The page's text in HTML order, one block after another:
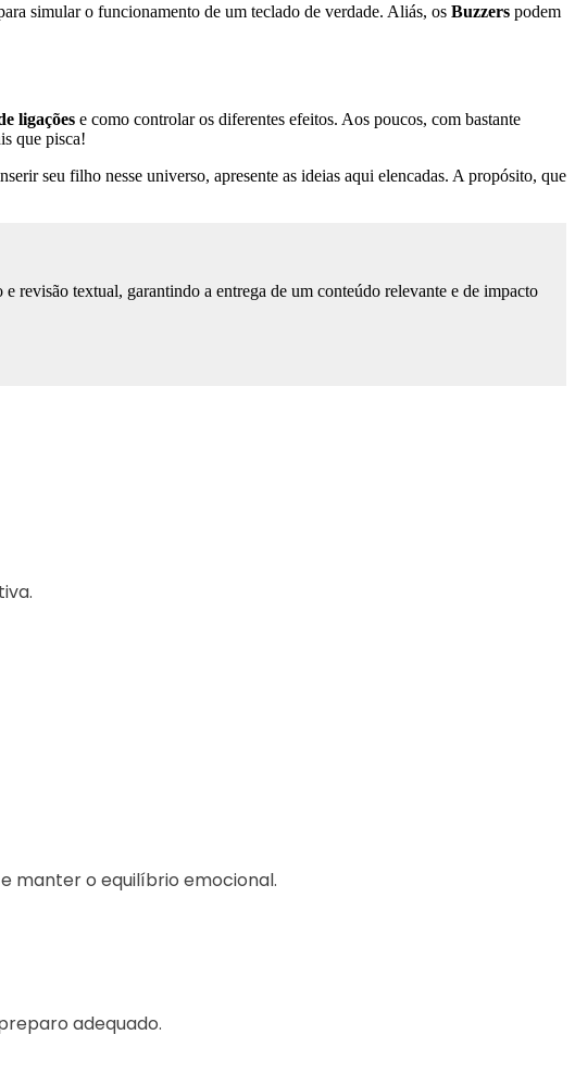
simular o funcionamento de um teclado de verdade. Aliás, os Buzzers podem
ligações e como controlar os diferentes efeitos. Aos poucos, com bastante
que pisca!
seu filho nesse universo, apresente as ideias aqui elencadas. A propósito, que
revisão textual, garantindo a entrega de um conteúdo relevante e de impacto
manter o equilíbrio emocional.
adequado.